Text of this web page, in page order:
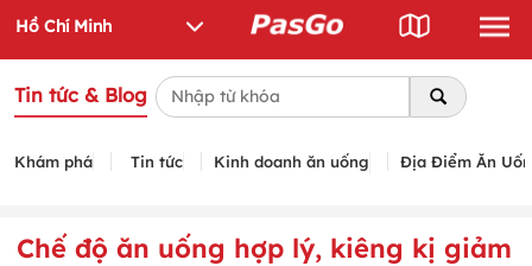
Tin tức & Blog
Khám phá Tin tức Kinh doanh ăn uống Địa Điểm Ăn
Chế độ ăn uống hợp lý, kiêng kị giảm